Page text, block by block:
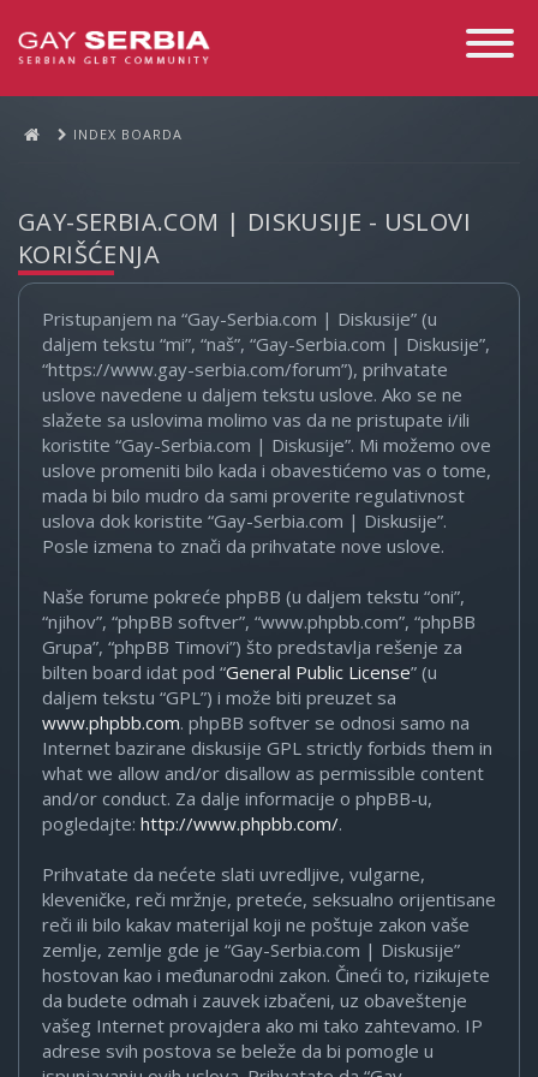
Toggle
INDEX BOARDA
GAY-SERBIA.COM | DISKUSIJE - USLOVI
KORIŠĆENJA
Pristupanjem na “Gay-Serbia.com | Diskusije” (u
daljem tekstu “mi”, “naš”, “Gay-Serbia.com | Diskusije”,
“https://www.gay-serbia.com/forum”), prihvatate
uslove navedene u daljem tekstu uslove. Ako se ne
slažete sa uslovima molimo vas da ne pristupate i/ili
koristite “Gay-Serbia.com | Diskusije”. Mi možemo ove
uslove promeniti bilo kada i obavestićemo vas o tome,
mada bi bilo mudro da sami proverite regulativnost
uslova dok koristite “Gay-Serbia.com | Diskusije”.
Posle izmena to znači da prihvatate nove uslove.
Naše forume pokreće phpBB (u daljem tekstu “oni”,
“njihov”, “phpBB softver”, “www.phpbb.com”, “phpBB
Grupa”, “phpBB Timovi”) što predstavlja rešenje za
bilten board idat pod “General Public License” (u
daljem tekstu “GPL”) i može biti preuzet sa
www.phpbb.com. phpBB softver se odnosi samo na
Internet bazirane diskusije GPL strictly forbids them in
what we allow and/or disallow as permissible content
and/or conduct. Za dalje informacije o phpBB-u,
pogledajte: http://www.phpbb.com/.
Prihvatate da nećete slati uvredljive, vulgarne,
kleveničke, reči mržnje, preteće, seksualno orijentisane
reči ili bilo kakav materijal koji ne poštuje zakon vaše
zemlje, zemlje gde je “Gay-Serbia.com | Diskusije”
hostovan kao i međunarodni zakon. Čineći to, rizikujete
da budete odmah i zauvek izbačeni, uz obaveštenje
vašeg Internet provajdera ako mi tako zahtevamo. IP
adrese svih postova se beleže da bi pomogle u